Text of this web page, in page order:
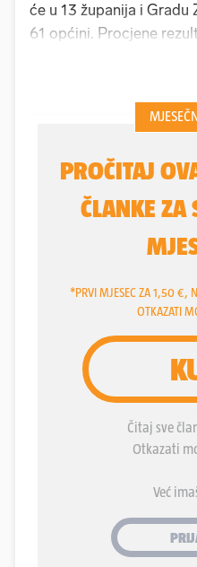
će u 13 županija i
61 općini. Procjene
izbora je Rijeka, gdje je
izgubio vlast, a kao
mladih i partnerskih
ulazi s prednošću iz
potpore birača. Drugi
gradonačelnik i bivši